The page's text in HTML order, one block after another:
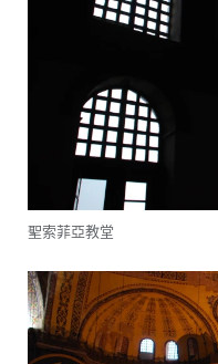
聖索菲亞教堂